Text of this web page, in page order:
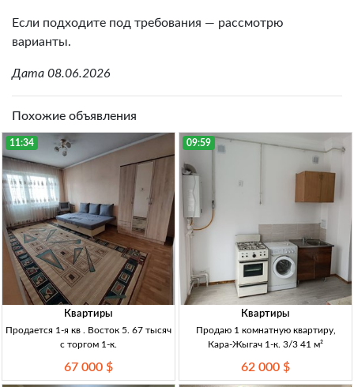
Если подходите под требования — рассмотрю
варианты.
Дата 08.06.2026
Похожие объявления
11:34
Квартиры
Продается 1-я кв . Восток 5. 67 тысяч
с торгом 1-к.
67 000 $
09:59
Квартиры
Продаю 1 комнатную квартиру,
Кара-Жыгач 1-к. 3/3 41 м²
62 000 $